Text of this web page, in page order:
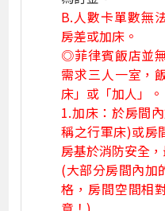
B.人數卡單數無
房差或加床。
◎菲律賓飯店並
需求三人一室，
床」或「加人」。
1.加床：於房間
稱之行軍床)或房
房基於消防安全
(大部分房間內加
格，房間空間相